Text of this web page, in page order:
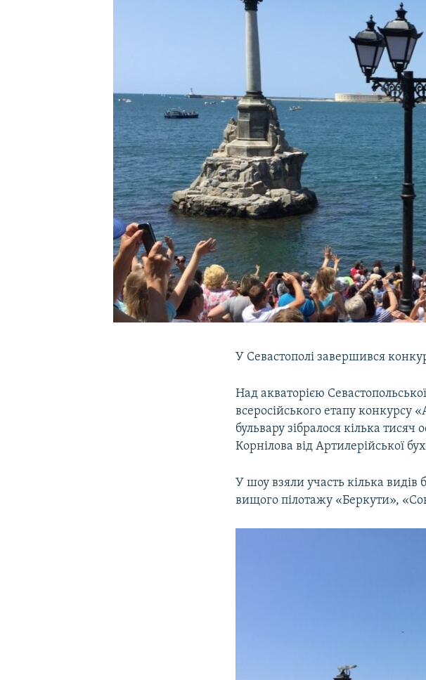
У Севастополі завершився
Над акваторією
всеросійського етапу конкурсу
бульвару зібралося кілька
Корнілова від Артилерійської
У шоу взяли участь кілька видів
вищого пілотажу «Беркути»,